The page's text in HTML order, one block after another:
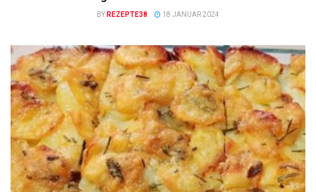
BY REZEPTE38 18 JANUAR 2024